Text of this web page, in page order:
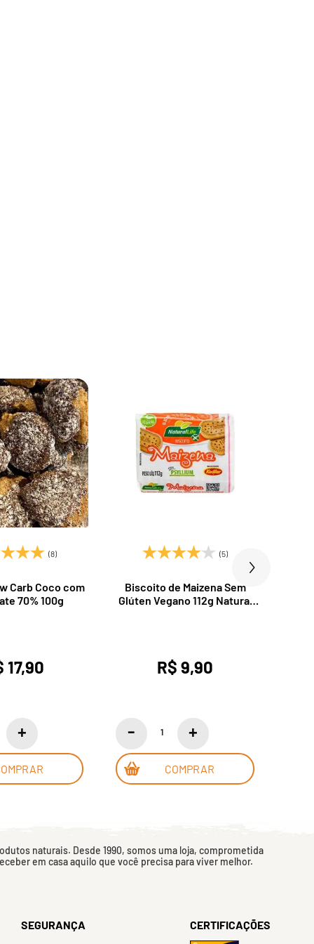
(8)
Carb Coco com
70% 100g
17,90
(5)
Biscoito de Maizena Sem
Glúten Vegano 112g Natural
R$ 9,90
COMPRAR
naturais. Desde 1990, somos uma loja, comprometida
em casa aquilo que você precisa para viver melhor.
SEGURANÇA CERTIFICAÇÕES